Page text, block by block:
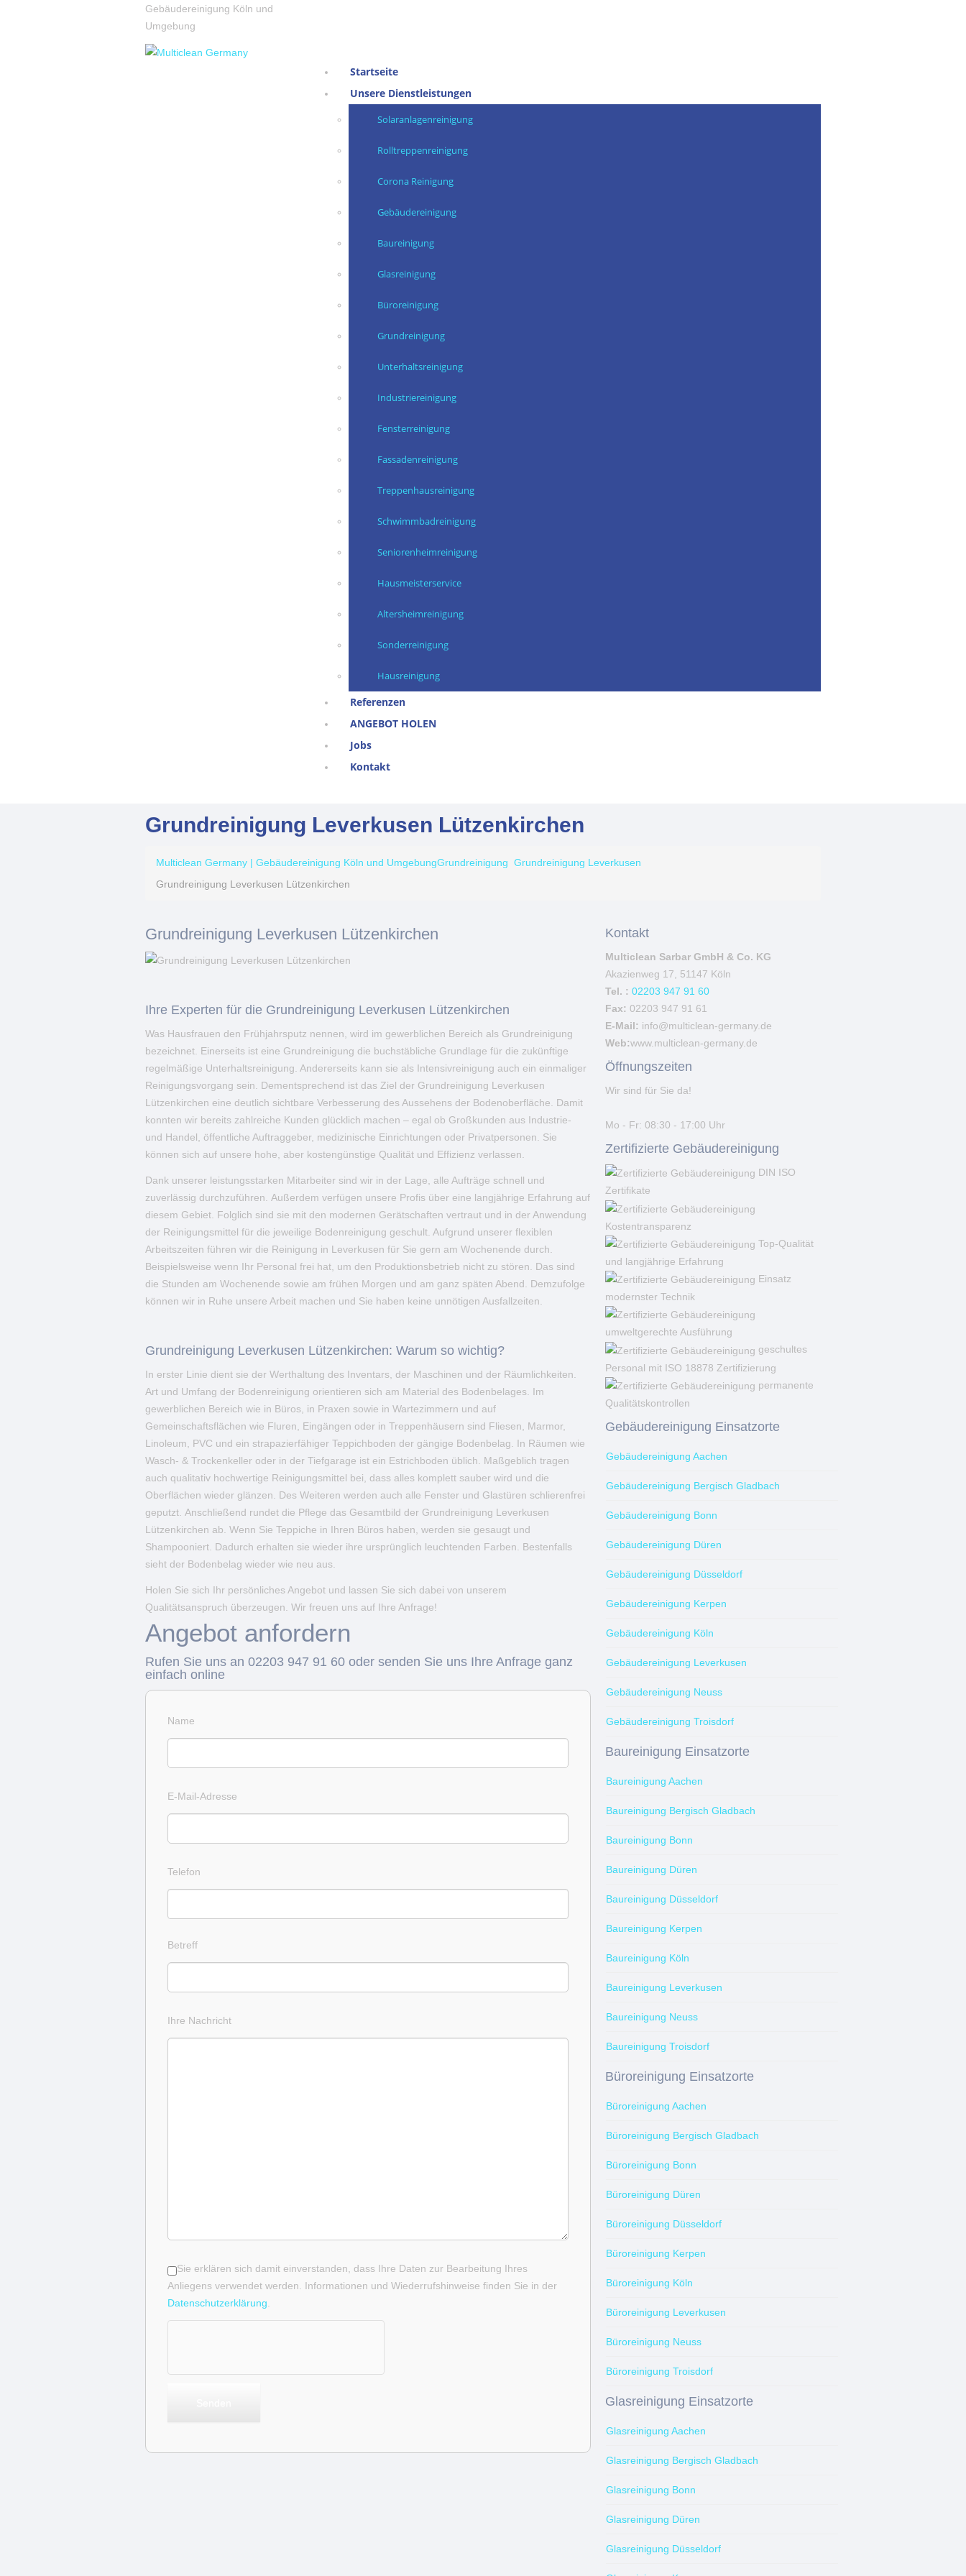
Gebäudereinigung Köln und
Umgebung
Startseite
Unsere Dienstleistungen
Solaranlagenreinigung
Rolltreppenreinigung
Corona Reinigung
Gebäudereinigung
Baureinigung
Glasreinigung
Büroreinigung
Grundreinigung
Unterhaltsreinigung
Industriereinigung
Fensterreinigung
Fassadenreinigung
Treppenhausreinigung
Schwimmbadreinigung
Seniorenheimreinigung
Hausmeisterservice
Altersheimreinigung
Sonderreinigung
Hausreinigung
Referenzen
ANGEBOT HOLEN
Jobs
Kontakt
Grundreinigung Leverkusen Lützenkirchen
Multiclean Germany | Gebäudereinigung Köln und UmgebungGrundreinigung Grundreinigung Leverkusen
Grundreinigung Leverkusen Lützenkirchen
Grundreinigung Leverkusen Lützenkirchen
Ihre Experten für die Grundreinigung Leverkusen Lützenkirchen
Was Hausfrauen den Frühjahrsputz nennen, wird im gewerblichen Bereich als Grundreinigung
bezeichnet. Einerseits ist eine Grundreinigung die buchstäbliche Grundlage für die zukünftige
regelmäßige Unterhaltsreinigung. Andererseits kann sie als Intensivreinigung auch ein einmaliger
Reinigungsvorgang sein. Dementsprechend ist das Ziel der Grundreinigung Leverkusen
Lützenkirchen eine deutlich sichtbare Verbesserung des Aussehens der Bodenoberfläche. Damit
konnten wir bereits zahlreiche Kunden glücklich machen – egal ob Großkunden aus Industrie-
und Handel, öffentliche Auftraggeber, medizinische Einrichtungen oder Privatpersonen. Sie
können sich auf unsere hohe, aber kostengünstige Qualität und Effizienz verlassen.
Dank unserer leistungsstarken Mitarbeiter sind wir in der Lage, alle Aufträge schnell und
zuverlässig durchzuführen. Außerdem verfügen unsere Profis über eine langjährige Erfahrung auf
diesem Gebiet. Folglich sind sie mit den modernen Gerätschaften vertraut und in der Anwendung
der Reinigungsmittel für die jeweilige Bodenreinigung geschult. Aufgrund unserer flexiblen
Arbeitszeiten führen wir die Reinigung in Leverkusen für Sie gern am Wochenende durch.
Beispielsweise wenn Ihr Personal frei hat, um den Produktionsbetrieb nicht zu stören. Das sind
die Stunden am Wochenende sowie am frühen Morgen und am ganz späten Abend. Demzufolge
können wir in Ruhe unsere Arbeit machen und Sie haben keine unnötigen Ausfallzeiten.
Grundreinigung Leverkusen Lützenkirchen: Warum so wichtig?
In erster Linie dient sie der Werthaltung des Inventars, der Maschinen und der Räumlichkeiten.
Art und Umfang der Bodenreinigung orientieren sich am Material des Bodenbelages. Im
gewerblichen Bereich wie in Büros, in Praxen sowie in Wartezimmern und auf
Gemeinschaftsflächen wie Fluren, Eingängen oder in Treppenhäusern sind Fliesen, Marmor,
Linoleum, PVC und ein strapazierfähiger Teppichboden der gängige Bodenbelag. In Räumen wie
Wasch- & Trockenkeller oder in der Tiefgarage ist ein Estrichboden üblich. Maßgeblich tragen
auch qualitativ hochwertige Reinigungsmittel bei, dass alles komplett sauber wird und die
Oberflächen wieder glänzen. Des Weiteren werden auch alle Fenster und Glastüren schlierenfrei
geputzt. Anschließend rundet die Pflege das Gesamtbild der Grundreinigung Leverkusen
Lützenkirchen ab. Wenn Sie Teppiche in Ihren Büros haben, werden sie gesaugt und
Shampooniert. Dadurch erhalten sie wieder ihre ursprünglich leuchtenden Farben. Bestenfalls
sieht der Bodenbelag wieder wie neu aus.
Holen Sie sich Ihr persönliches Angebot und lassen Sie sich dabei von unserem
Qualitätsanspruch überzeugen. Wir freuen uns auf Ihre Anfrage!
Angebot anfordern
Rufen Sie uns an 02203 947 91 60 oder senden Sie uns Ihre Anfrage ganz
einfach online
Name
E-Mail-Adresse
Telefon
Betreff
Ihre Nachricht
Sie erklären sich damit einverstanden, dass Ihre Daten zur Bearbeitung Ihres
Anliegens verwendet werden. Informationen und Wiederrufshinweise finden Sie in der
Datenschutzerklärung.
Kontakt
Multiclean Sarbar GmbH & Co. KG
Akazienweg 17, 51147 Köln
Tel. : 02203 947 91 60
Fax: 02203 947 91 61
E-Mail: info@multiclean-germany.de
Web:www.multiclean-germany.de
Öffnungszeiten
Wir sind für Sie da!
Mo - Fr: 08:30 - 17:00 Uhr
Zertifizierte Gebäudereinigung
DIN ISO
Zertifikate
Kostentransparenz
Top-Qualität
und langjährige Erfahrung
Einsatz
modernster Technik
umweltgerechte Ausführung
geschultes
Personal mit ISO 18878 Zertifizierung
permanente
Qualitätskontrollen
Gebäudereinigung Einsatzorte
Gebäudereinigung Aachen
Gebäudereinigung Bergisch Gladbach
Gebäudereinigung Bonn
Gebäudereinigung Düren
Gebäudereinigung Düsseldorf
Gebäudereinigung Kerpen
Gebäudereinigung Köln
Gebäudereinigung Leverkusen
Gebäudereinigung Neuss
Gebäudereinigung Troisdorf
Baureinigung Einsatzorte
Baureinigung Aachen
Baureinigung Bergisch Gladbach
Baureinigung Bonn
Baureinigung Düren
Baureinigung Düsseldorf
Baureinigung Kerpen
Baureinigung Köln
Baureinigung Leverkusen
Baureinigung Neuss
Baureinigung Troisdorf
Büroreinigung Einsatzorte
Büroreinigung Aachen
Büroreinigung Bergisch Gladbach
Büroreinigung Bonn
Büroreinigung Düren
Büroreinigung Düsseldorf
Büroreinigung Kerpen
Büroreinigung Köln
Büroreinigung Leverkusen
Büroreinigung Neuss
Büroreinigung Troisdorf
Glasreinigung Einsatzorte
Glasreinigung Aachen
Glasreinigung Bergisch Gladbach
Glasreinigung Bonn
Glasreinigung Düren
Glasreinigung Düsseldorf